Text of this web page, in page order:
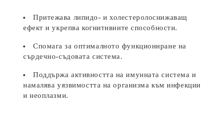
Притежава липидо- и холестеролоснижаващ
ефект и укрепва когнитивните способности.
Спомага за оптималното функциониране на
сърдечно-съдовата система.
Поддържа активността на имунната система и
намалява уязвимостта на организма към инфекции
и неоплазми.